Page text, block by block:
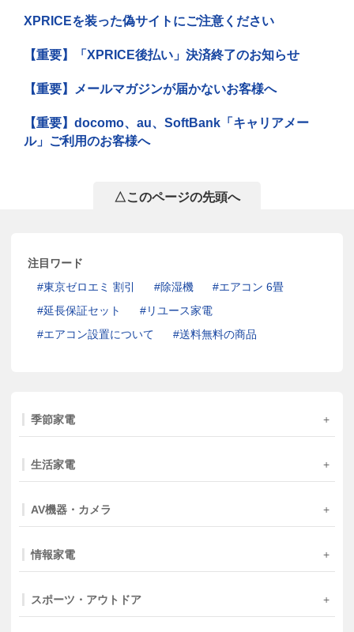
XPRICEを装った偽サイトにご注意ください
【重要】「XPRICE後払い」決済終了のお知らせ
【重要】メールマガジンが届かないお客様へ
【重要】docomo、au、SoftBank「キャリアメー
ル」ご利用のお客様へ
△このページの先頭へ
注目ワード
東京ゼロエミ 割引
除湿機
エアコン 6畳
延長保証セット
リユース家電
エアコン設置について
送料無料の商品
季節家電
生活家電
AV機器・カメラ
情報家電
スポーツ・アウトドア